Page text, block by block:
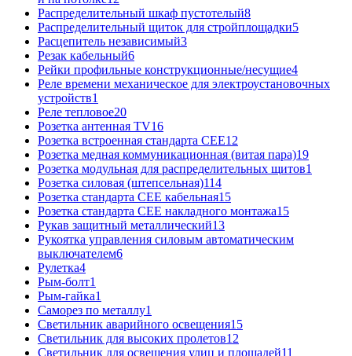
Распределительный шкаф пустотелый8
Распределительный щиток для стройплощадки5
Расцепитель независимый3
Резак кабельный6
Рейки профильные конструкционные/несущие4
Реле времени механическое для электроустановочных
устройств1
Реле тепловое20
Розетка антенная TV16
Розетка встроенная стандарта CEE12
Розетка медная коммуникационная (витая пара)19
Розетка модульная для распределительных щитов1
Розетка силовая (штепсельная)114
Розетка стандарта СЕЕ кабельная15
Розетка стандарта СЕЕ накладного монтажа15
Рукав защитный металлический13
Рукоятка управления силовым автоматическим
выключателем6
Рулетка4
Рым-болт1
Рым-гайка1
Саморез по металлу1
Светильник аварийного освещения15
Светильник для высоких пролетов12
Светильник для освещения улиц и площадей11